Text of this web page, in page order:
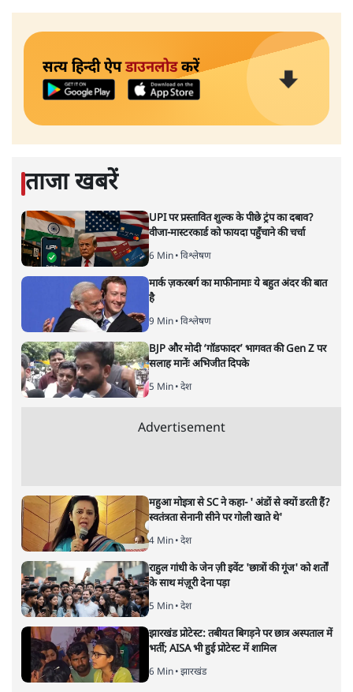
सत्य हिन्दी ऐपडाउनलोडकरें
ताजा खबरें
UPI पर प्रस्तावित शुल्क के पीछे ट्रंप का दबाव?
वीजा-मास्टरकार्ड को फायदा पहुँचाने की चर्चा
6 Min• विश्लेषण
मार्क ज़करबर्ग का माफीनामाः ये बहुत अंदर की बात
है
9 Min• विश्लेषण
BJP और मोदी ‘गॉडफादर’ भागवत की Gen Z पर
सलाह मानेंः अभिजीत दिपके
5 Min• देश
Advertisement
महुआ मोइत्रा से SC ने कहा- ' अंडों से क्यों डरती हैं?
स्वतंत्रता सेनानी सीने पर गोली खाते थे'
4 Min• देश
राहुल गांधी के जेन ज़ी इवेंट 'छात्रों की गूंज' को शर्तों
के साथ मंज़ूरी देना पड़ा
5 Min• देश
झारखंड प्रोटेस्ट: तबीयत बिगड़ने पर छात्र अस्पताल में
भर्ती; AISA भी हुई प्रोटेस्ट में शामिल
6 Min• झारखंड